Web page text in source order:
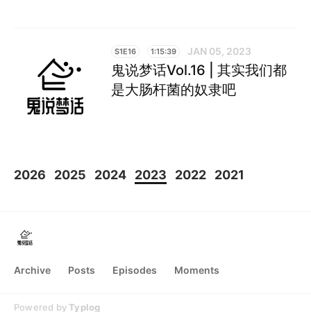
S1E16 1:15:39 JAN 05, 2023
鬼说梦话Vol.16 | 其实我们都
是大肠杆菌的奴隶吧
2026 2025 2024 2023 2022 2021
Archive Posts Episodes Moments
Powered byTyplog